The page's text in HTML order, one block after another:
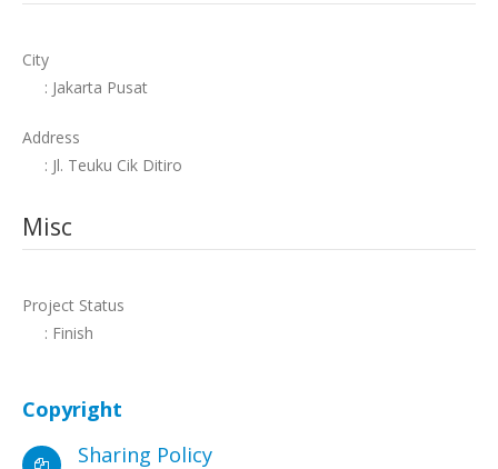
City
: Jakarta Pusat
Address
: Jl. Teuku Cik Ditiro
Misc
Project Status
: Finish
Copyright
Sharing Policy